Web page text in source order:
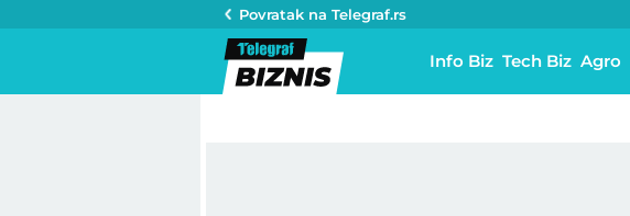
Povratak na Telegraf.rs
Info Biz Tech Biz Agro